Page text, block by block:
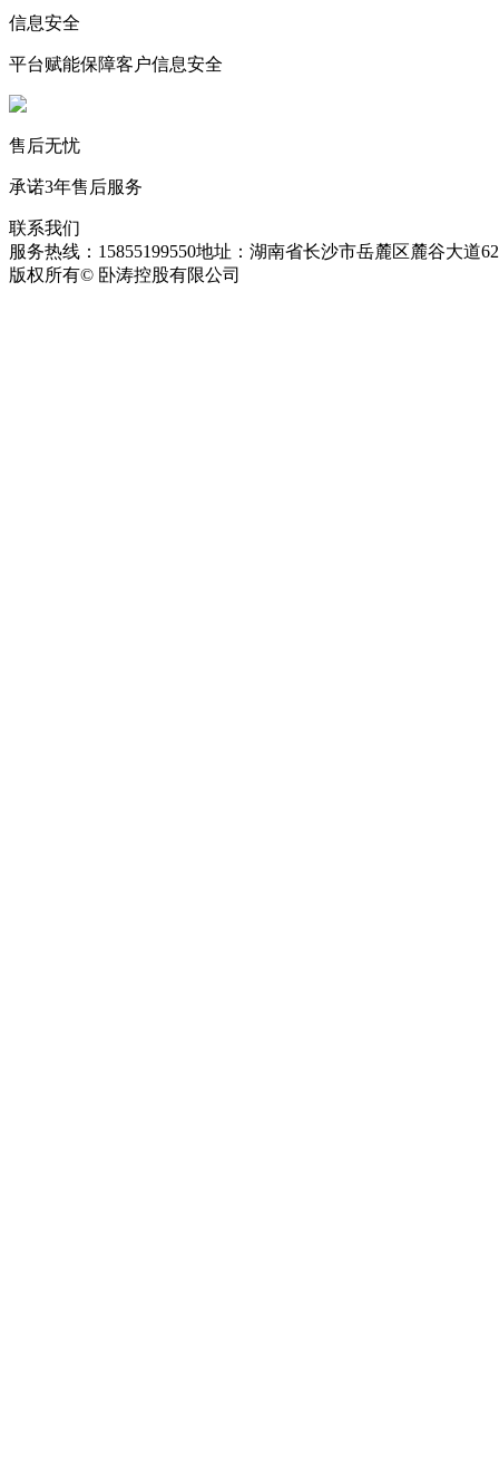
信息安全
平台赋能保障客户信息安全
售后无忧
承诺3年售后服务
联系我们
服务热线：15855199550地址：湖南省长沙市岳麓区麓谷大道
版权所有© 卧涛控股有限公司